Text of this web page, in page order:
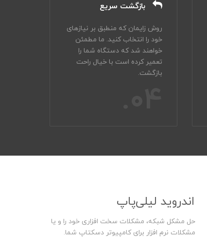
بازگشت سریع
روش زایمان که منطبق بر نیازهای
خود را انتخاب کنید. ما مطمئن
خواهند شد که دستگاه شما را
تعمیر کرده است با خیال راحت
بازگشت.
اندروید لیلی‌پاپ
حل مشکل شبکه، مشکلات سخت افزاری خود را و یا
مشکلات نرم افزار برای کامپیوتر دسکتاپ شما.